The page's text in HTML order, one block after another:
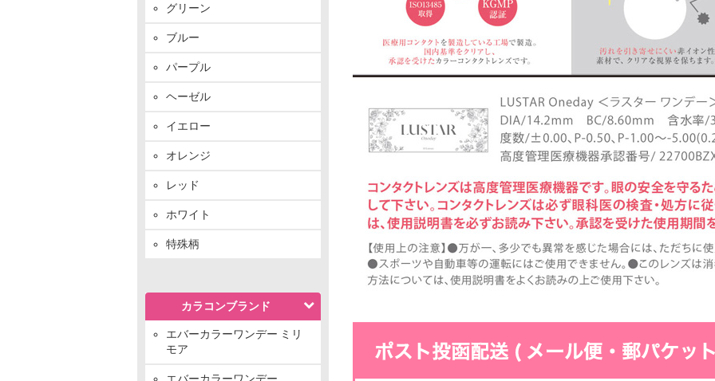
グリーン
ブルー
パープル
ヘーゼル
イエロー
オレンジ
レッド
ホワイト
特殊柄
カラコンブランド
エバーカラーワンデー ミリ
モア
エバーカラーワンデー